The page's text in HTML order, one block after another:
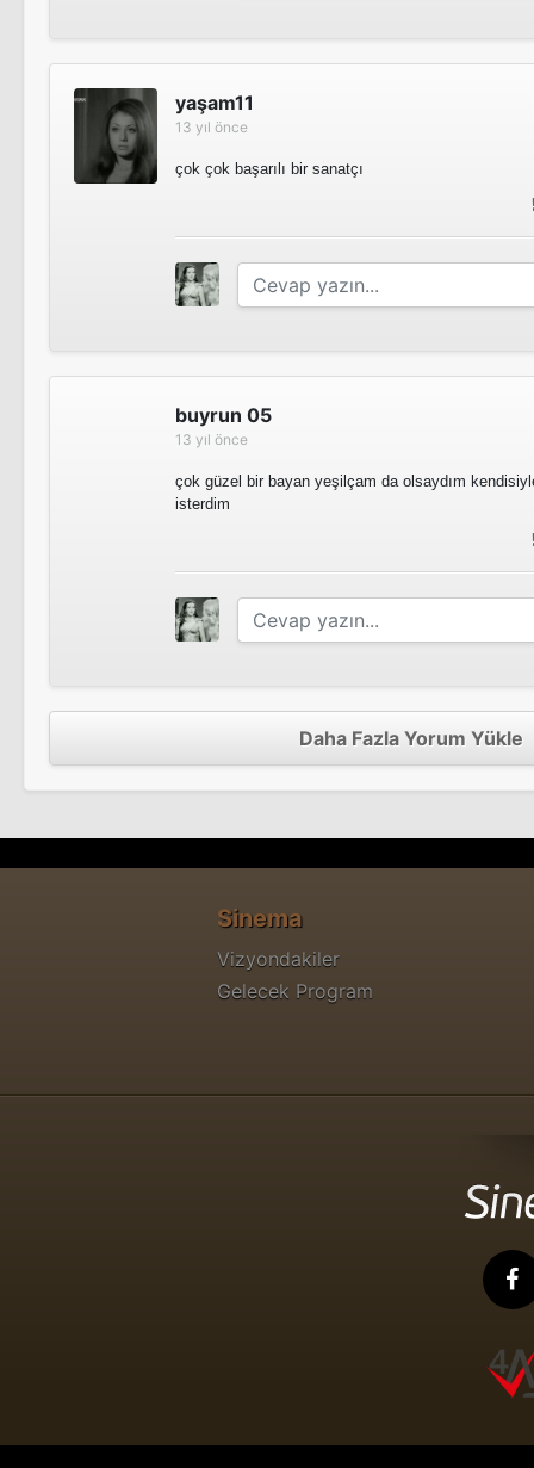
yaşam11
13 yıl önce
çok çok başarılı bir sanatçı
buyrun 05
13 yıl önce
çok güzel bir bayan yeşilçam da olsaydım
isterdim
Daha Fazla Yorum Yükle
Sinema
Vizyondakiler
Gelecek Program